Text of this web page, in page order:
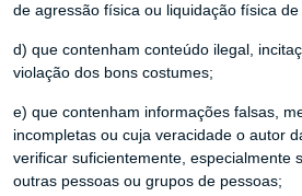
de agressão física ou liquidação física
d) que contenham conteúdo ilegal,
violação dos bons costumes;
e) que contenham informações falsas,
incompletas ou cuja veracidade o autor
verificar suficientemente, especialmente
outras pessoas ou grupos de pessoas;